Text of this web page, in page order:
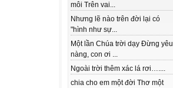
môi Trên vai...
Nhưng lẽ nào trên đời lại có
"hình như sự...
Một lần Chúa trời dạy Đừng yêu
nàng, con ơi ...
Ngoài trời thêm xác lá rơi…....
chia cho em một đời Thơ một